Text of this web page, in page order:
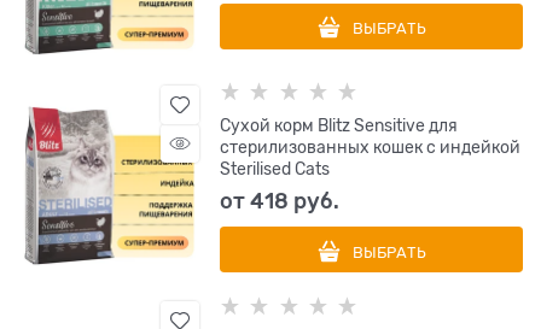
ВЫБРАТЬ
Сухой корм Blitz Sensitive для
стерилизованных кошек с индейкой
Sterilised Cats
от418 руб.
ВЫБРАТЬ